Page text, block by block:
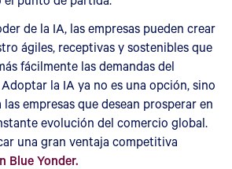
de la IA, las empresas pueden crear
ágiles, receptivas y sostenibles que
fácilmente las demandas del
la IA ya no es una opción, sino
empresas que desean prosperar en
evolución del comercio global.
una gran ventaja competitiva
Blue Yonder.